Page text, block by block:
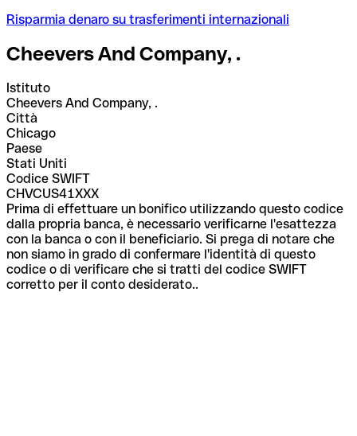
Risparmia denaro su trasferimenti internazionali
Cheevers And Company, .
Istituto
Cheevers And Company, .
Città
Chicago
Paese
Stati Uniti
Codice SWIFT
CHVCUS41XXX
Prima di effettuare un bonifico utilizzando questo codice
dalla propria banca, è necessario verificarne l'esattezza
con la banca o con il beneficiario. Si prega di notare che
non siamo in grado di confermare l'identità di questo
codice o di verificare che si tratti del codice SWIFT
corretto per il conto desiderato..